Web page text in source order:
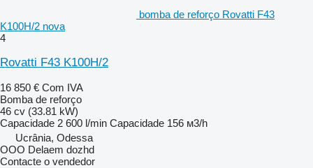
bomba de reforço Rovatti F43
K100H/2 nova
4
Rovatti F43 K100H/2
16 850 € Com IVA
Bomba de reforço
46 cv (33.81 kW)
Capacidade 2 600 l/min Capacidade 156 м3/h
Ucrânia, Odessa
OOO Delaem dozhd
Contacte o vendedor